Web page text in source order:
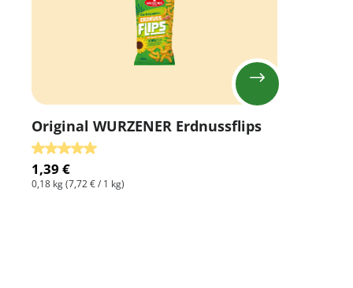
Original WURZENER Erdnussflips
Durchschnittliche Bewertung von 5 von 5 Sternen
1,39 €
0,18 kg(7,72 € / 1 kg)